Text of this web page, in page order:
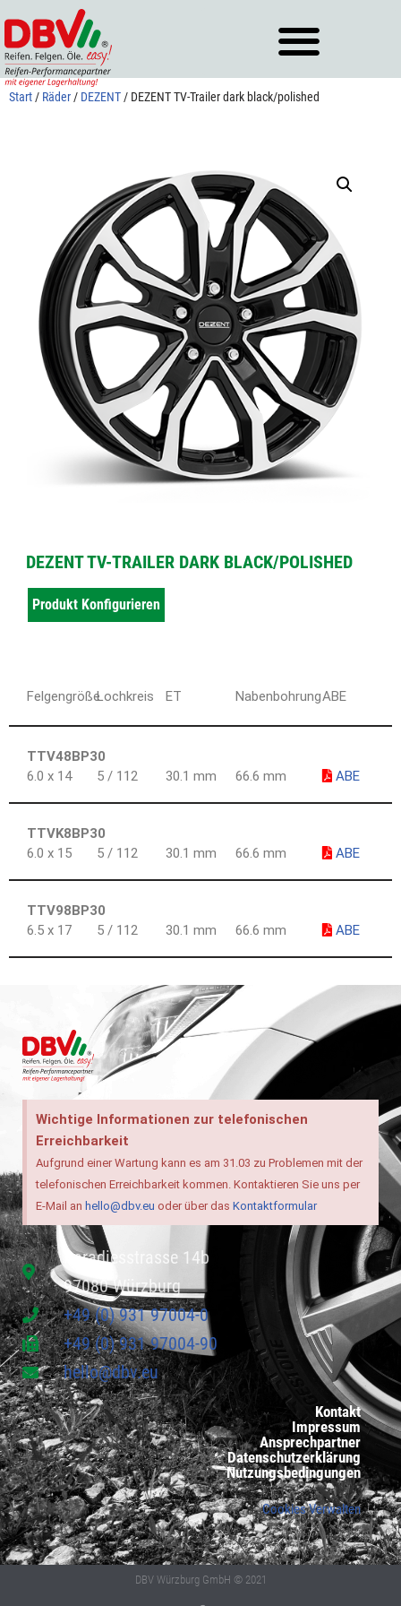
Zum
Inhalt
springen
Start / Räder / DEZENT / DEZENT TV-Trailer dark black/polished
DEZENT TV-TRAILER DARK BLACK/POLISHED
Produkt Konfigurieren
FelgengrößeLochkreis ET NabenbohrungABE
TTV48BP30
6.0 x 14
5 / 112 30.1 mm 66.6 mm ABE
TTVK8BP30
6.0 x 15
5 / 112 30.1 mm 66.6 mm ABE
TTV98BP30
6.5 x 17
5 / 112 30.1 mm 66.6 mm ABE
Wichtige Informationen zur telefonischen
Erreichbarkeit
Aufgrund einer Wartung kann es am 31.03 zu Problemen mit der
telefonischen Erreichbarkeit kommen. Kontaktieren Sie uns per
E-Mail an hello@dbv.eu oder über das Kontaktformular
Paradiesstrasse 14b
97080 Würzburg
+49 (0) 931 97004-0
+49 (0) 931 97004-90
hello@dbv.eu
Kontakt
Impressum
Ansprechpartner
Datenschutzerklärung
Nutzungsbedingungen
Cookies Verwalten
DBV Würzburg GmbH © 2021